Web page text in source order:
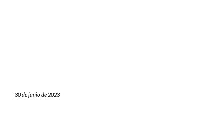
30 de junio de 2023